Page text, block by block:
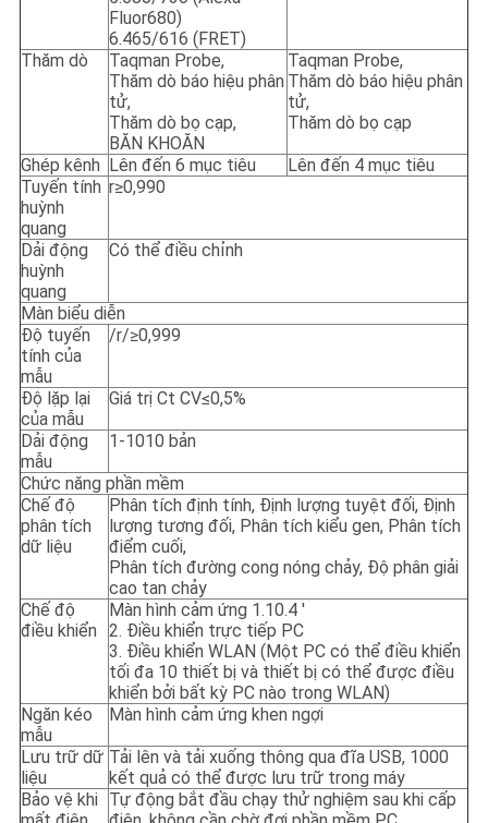
Fluor680)
6.465/616 (FRET)
Thăm dò
Taqman Probe,
Thăm dò báo hiệu phân
tử,
Thăm dò bọ cạp,
BĂN KHOĂN
Taqman Probe,
Thăm dò báo hiệu phân
tử,
Thăm dò bọ cạp
Ghép kênh Lên đến 6 mục tiêu
Lên đến 4 mục tiêu
Tuyến tính
huỳnh
quang
r≥0,990
Dải động
huỳnh
quang
Có thể điều chỉnh
Màn biểu diễn
Độ tuyến
tính của
mẫu
/r/≥0,999
Độ lặp lại
của mẫu
Giá trị Ct CV≤0,5%
Dải động
mẫu
1-1010 bản
Chức năng phần mềm
Chế độ
phân tích
dữ liệu
Phân tích định tính, Định lượng tuyệt đối, Định
lượng tương đối, Phân tích kiểu gen, Phân tích
điểm cuối,
Phân tích đường cong nóng chảy, Độ phân giải
cao tan chảy
Chế độ
điều khiển
Màn hình cảm ứng 1.10.4 '
2. Điều khiển trực tiếp PC
3. Điều khiển WLAN (Một PC có thể điều khiển
tối đa 10 thiết bị và thiết bị có thể được điều
khiển bởi bất kỳ PC nào trong WLAN)
Ngăn kéo
mẫu
Màn hình cảm ứng khen ngợi
Lưu trữ dữ
liệu
Tải lên và tải xuống thông qua đĩa USB, 1000
kết quả có thể được lưu trữ trong máy
Bảo vệ khi Tự động bắt đầu chạy thử nghiệm sau khi cấp